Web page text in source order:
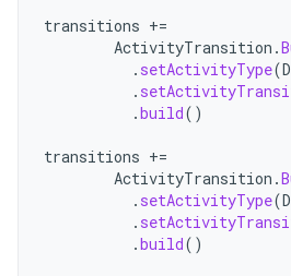
transitions +=
ActivityTransition .
. setActivityType(
.
.build()
transitions +=
ActivityTransition .
. setActivityType(
.
.build()